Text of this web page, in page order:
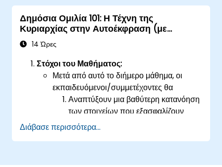
που μπορεί να επιλέξει ένας παρουσιαστής για
να δημιουργήσει μια ενδιαφέρουσα
παρουσίαση
Διαχειρίζονται τους διαφορετικούς τύπους
παρουσιάσεις τους
Δημόσια Ομιλία 101: Η Τέχνη της
Κυριαρχίας στην Αυτοέκφραση (με
Συνάφεια στα Μέσα Κοινωνικής
Δικτύωσης)
14 Ώρες
Στόχοι του Μαθήματος:
Μετά από αυτό το διήμερο μάθημα, οι
εκπαιδευόμενοι/συμμετέχοντες θα
Αναπτύξουν μια βαθύτερη κατανόηση
των στοιχείων που εξασφαλίζουν
αποτελεσματική δημόσια ομιλία και
παρουσίαση.
Διάβασε περισσότερα...